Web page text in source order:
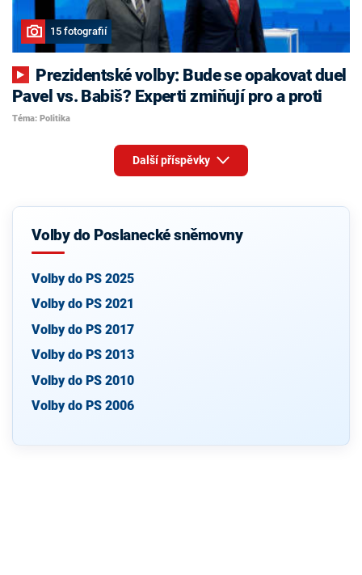
15 fotografií
Pavel vs. Babiš? Experti zmiňují pro a proti
Téma: Politika
Další příspěvky
Volby do Poslanecké sněmovny
Volby do PS 2025
Volby do PS 2021
Volby do PS 2017
Volby do PS 2013
Volby do PS 2010
Volby do PS 2006